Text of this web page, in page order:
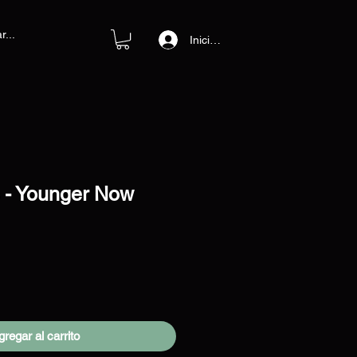
Iniciar sesión
Younger Now
al carrito